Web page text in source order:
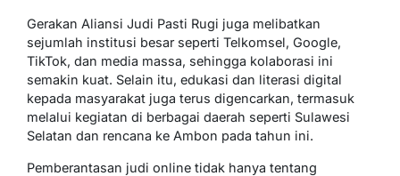
Gerakan Aliansi Judi Pasti Rugi juga melibatkan
sejumlah institusi besar seperti Telkomsel, Google,
TikTok, dan media massa, sehingga kolaborasi ini
semakin kuat. Selain itu, edukasi dan literasi digital
kepada masyarakat juga terus digencarkan, termasuk
melalui kegiatan di berbagai daerah seperti Sulawesi
Selatan dan rencana ke Ambon pada tahun ini.
Pemberantasan judi online tidak hanya tentang